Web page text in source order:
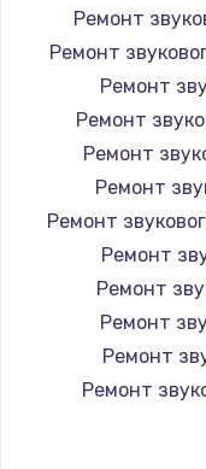
Ремонт
Ремонт
Ремонт
Ремонт
Ремонт
Ремонт
Ремонт
Ремонт
Ремонт
Ремонт
Ремонт
Ремонт
Ремонт